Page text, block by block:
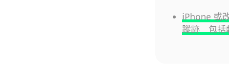
iPhone 或
蹤跡 包括